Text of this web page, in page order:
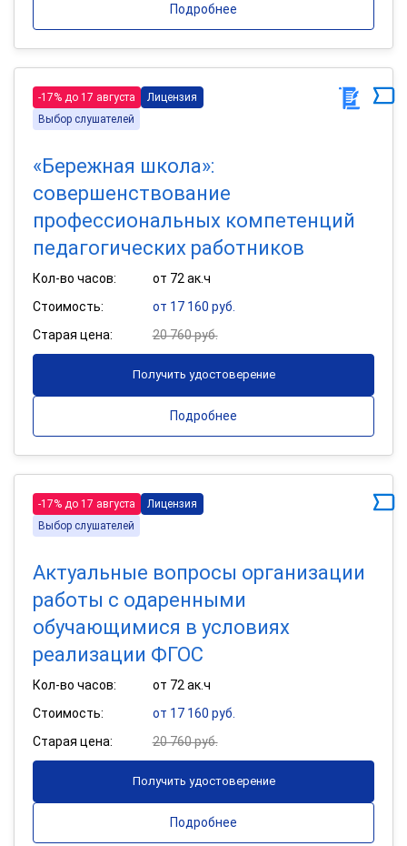
Подробнее
-17% до 17 августа
Лицензия
Выбор слушателей
«Бережная школа»:
совершенствование
профессиональных компетенций
педагогических работников
Кол-во часов:
от 72 ак.ч
Стоимость:
от 17 160 руб.
Старая цена:
20 760 руб.
Получить удостоверение
Подробнее
-17% до 17 августа
Лицензия
Выбор слушателей
Актуальные вопросы организации
работы с одаренными
обучающимися в условиях
реализации ФГОС
Кол-во часов:
от 72 ак.ч
Стоимость:
от 17 160 руб.
Старая цена:
20 760 руб.
Получить удостоверение
Подробнее